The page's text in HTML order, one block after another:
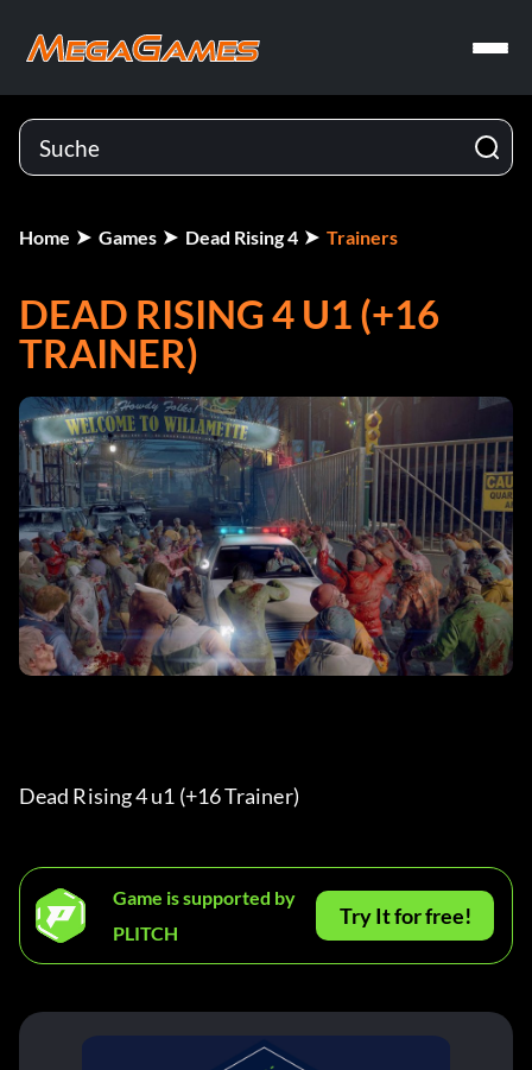
Home Games Dead Rising 4 Trainers
DEAD RISING 4 U1 (+16
TRAINER)
Dead Rising 4 u1 (+16 Trainer)
Game is supported by
PLITCH
Try It for free!